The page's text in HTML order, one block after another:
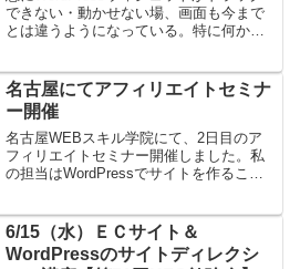
できない・動かせない場、画面も今まで
とは違うようになっている。特に何かし
直し方。「アクセシビリティモード」が
「有効」になっていませんか？
名古屋にてアフィリエイトセミナ
ー開催
名古屋WEBスキル学院にて、2日目のア
フィリエイトセミナー開催しました。私
の担当はWordPressでサイトを作ること
屋WEBスキル学院とは2日間くらいの内
容を1日で開...
6/15（水）ＥＣサイト＆
WordPressのサイトディレクシ